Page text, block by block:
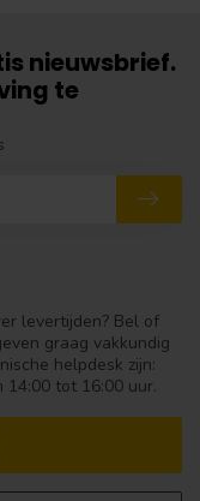
levertijden? Bel of
graag vakkundig
helpdesk zijn:
14:00 tot 16:00 uur.
nieuwsbrief.
te